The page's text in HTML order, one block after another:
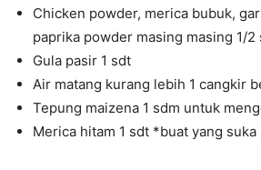
Chicken powder, merica bubuk,
paprika powder masing masing 1/2
Gula pasir 1 sdt
Air matang kurang lebih 1 cangkir
Tepung maizena 1 sdm untuk
Merica hitam 1 sdt *buat yang suka